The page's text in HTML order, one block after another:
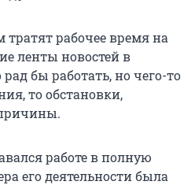
тратят рабочее время на
ленты новостей в
рад бы работать, но чего-то
то обстановки,
работе в полную
его деятельности была